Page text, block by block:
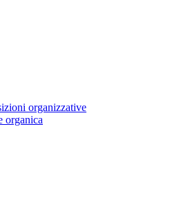
organizzative
organica